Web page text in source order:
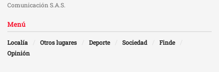
Comunicación S.A.S.
Menú
Localía Otros lugares Deporte Sociedad
Finde
Opinión